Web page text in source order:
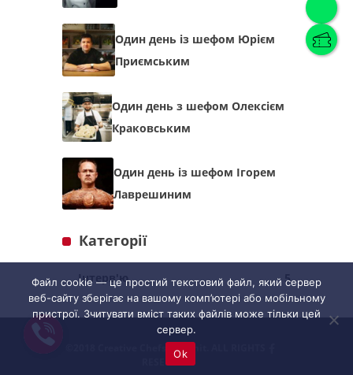
Українська(Українська
Українська
Один день із шефом Юрієм
Приємським
Один день з шефом Олексієм
Краковським
Один день із шефом Ігорем
Лаврешиним
Категорії
Інтерв'ю 5
©2018 Creative Chefs Summit. ALL RIGHTS
RESERVED
Файл cookie — це простий текстовий файл, який сервер
веб-сайту зберігає на вашому комп’ютері або мобільному
пристрої. Зчитувати вміст таких файлів може тільки цей
сервер.
Ok